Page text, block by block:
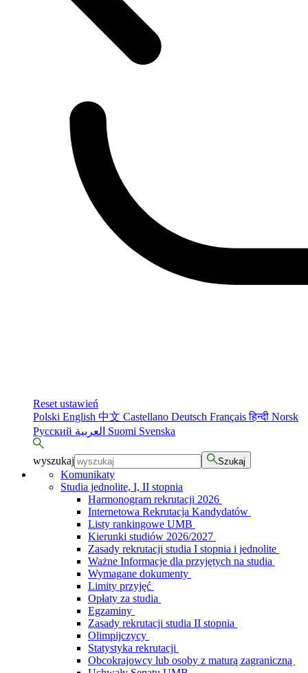
Reset ustawień
Polski English 中文 Castellano Deutsch Françaisहिन्दी Norsk
Русский
Suomi Svenska
wyszukaj Szukaj
Komunikaty
Studia jednolite, I, II stopnia
Harmonogram rekrutacji 2026
Internetowa Rekrutacja Kandydatów
Listy rankingowe UMB
Kierunki studiów 2026/2027
Zasady rekrutacji studia I stopnia i jednolite
Ważne Informacje dla przyjętych na studia
Wymagane dokumenty
Limity przyjęć
Opłaty za studia
Egzaminy
Zasady rekrutacji studia II stopnia
Olimpijczycy
Statystyka rekrutacji
Obcokrajowcy lub osoby z maturą zagraniczną